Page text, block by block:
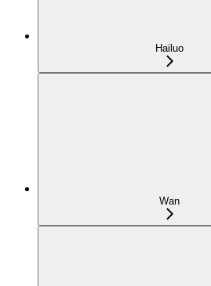
Hailuo
Wan